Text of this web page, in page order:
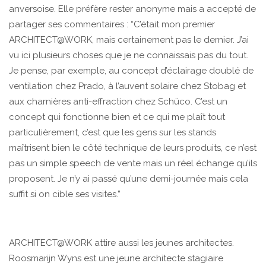
anversoise. Elle préfère rester anonyme mais a accepté de
partager ses commentaires : “C’était mon premier
ARCHITECT@WORK, mais certainement pas le dernier. J’ai
vu ici plusieurs choses que je ne connaissais pas du tout.
Je pense, par exemple, au concept d’éclairage doublé de
ventilation chez Prado, à l’auvent solaire chez Stobag et
aux charnières anti-effraction chez Schüco. C’est un
concept qui fonctionne bien et ce qui me plaît tout
particulièrement, c’est que les gens sur les stands
maîtrisent bien le côté technique de leurs produits, ce n’est
pas un simple speech de vente mais un réel échange qu’ils
proposent. Je n’y ai passé qu’une demi-journée mais cela
suffit si on cible ses visites.”
ARCHITECT@WORK attire aussi les jeunes architectes.
Roosmarijn Wyns est une jeune architecte stagiaire